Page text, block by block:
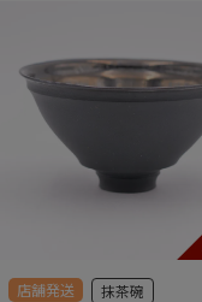
店舗発送 抹茶碗